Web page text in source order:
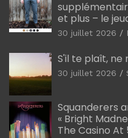
et plus – le
30 juillet 2026
S'il te plaît, ne
30 juillet 2026
Squanderers
« Bright
The Casino At